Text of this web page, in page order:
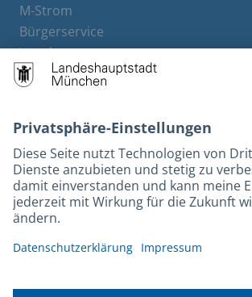
M-Strom
Bürgerservice
Hotels
Barrierefreiheit
Leichte Sprache
Gebärdensprache
Datenschutz
Impressum